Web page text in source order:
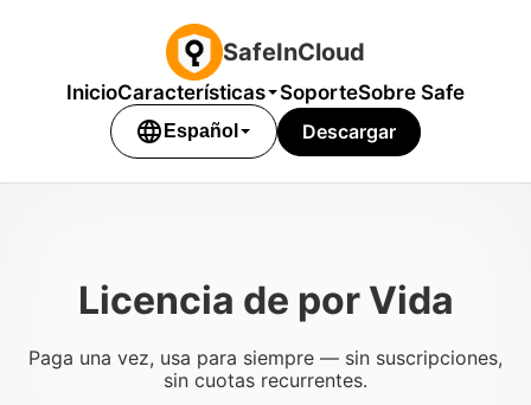
SafeInCloud
InicioCaracterísticas SoporteSobre Safe
language Español Descargar
Licencia de por Vida
Paga una vez, usa para siempre — sin suscripciones,
sin cuotas recurrentes.